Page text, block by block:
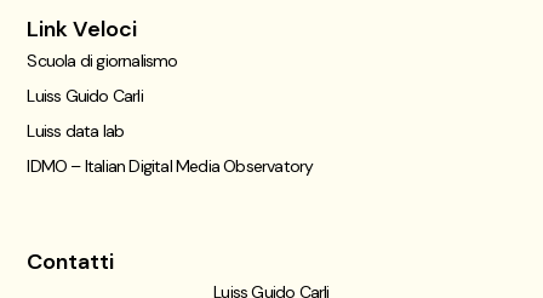
Link Veloci
Scuola di giornalismo
Luiss Guido Carli
Luiss data lab
IDMO – Italian Digital Media Observatory
Contatti
Luiss Guido Carli